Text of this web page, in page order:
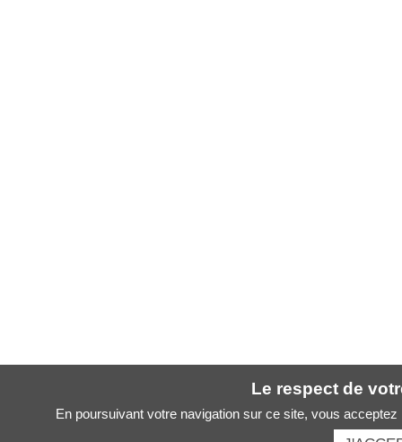
Le respect de
En poursuivant votre navigation sur ce site, vous